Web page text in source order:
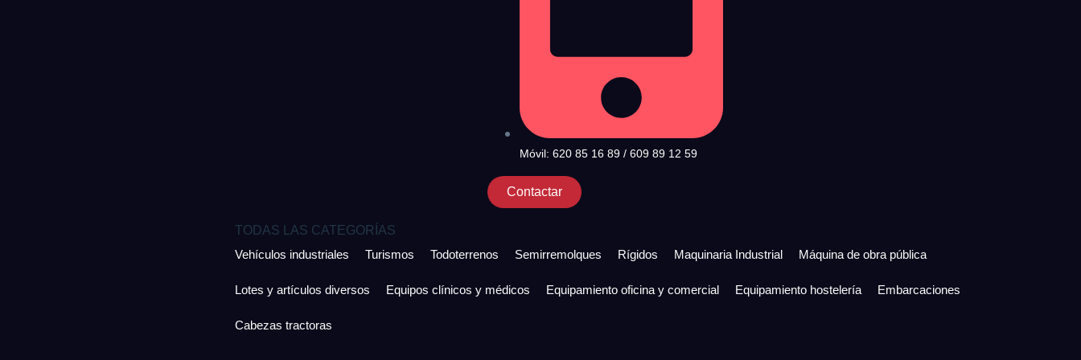
Móvil: 620 85 16 89 / 609 89 12 59
Contactar
TODAS LAS CATEGORÍAS
Vehículos industriales
Turismos Todoterrenos Semirremolques Rígidos Maquinaria Industrial Máquina de obra pública
Lotes y artículos diversos Equipos clínicos y médicos Equipamiento oficina y comercial Equipamiento hostelería Embarcaciones
Cabezas tractoras